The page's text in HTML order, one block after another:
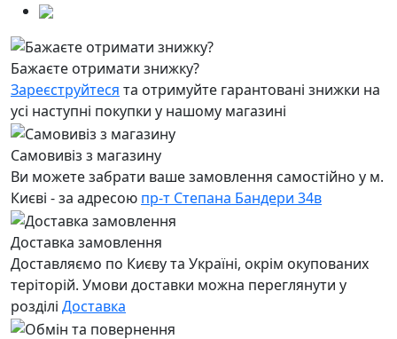
Бажаєте отримати знижку?
Зареєструйтеся та отримуйте гарантовані знижки на
усі наступні покупки у нашому магазині
Самовивіз з магазину
Ви можете забрати ваше замовлення самостійно у м.
Києві - за адресою пр-т Степана Бандери 34в
Доставка замовлення
Доставляємо по Києву та Україні, окрім окупованих
теріторій. Умови доставки можна переглянути у
розділі Доставка